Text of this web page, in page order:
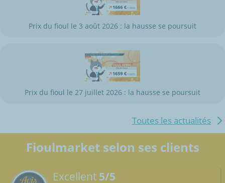
Prix du fioul le 3 août 2026 : la hausse se poursuit
Prix du fioul le 27 juillet 2026 : la hausse se poursuit
Toutes les actualités
Fioulmarket selon ses clients
Excellent 5/5